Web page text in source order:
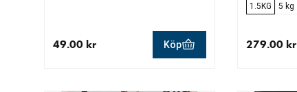
49.00 kr Köp
1.5KG 5 kg
279.00 kr